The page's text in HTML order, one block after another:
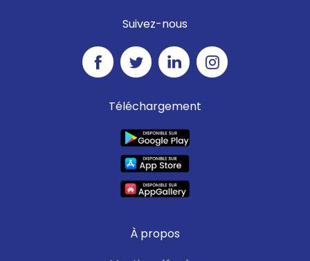
Suivez-nous
Téléchargement
À propos